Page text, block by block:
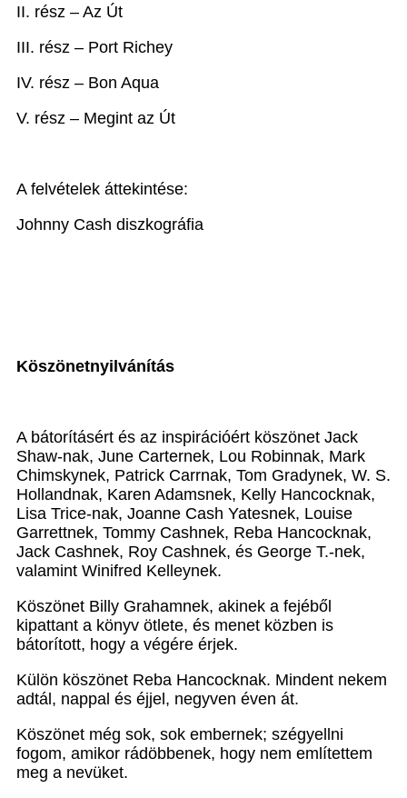
II. rész – Az Út
III. rész – Port Richey
IV. rész – Bon Aqua
V. rész – Megint az Út
A felvételek áttekintése:
Johnny Cash diszkográfia
Köszönetnyilvánítás
A bátorításért és az inspirációért köszönet Jack
Shaw-nak, June Carternek, Lou Robinnak, Mark
Chimskynek, Patrick Carrnak, Tom Gradynek, W. S.
Hollandnak, Karen Adamsnek, Kelly Hancocknak,
Lisa Trice-nak, Joanne Cash Yatesnek, Louise
Garrettnek, Tommy Cashnek, Reba Hancocknak,
Jack Cashnek, Roy Cashnek, és George T.-nek,
valamint Winifred Kelleynek.
Köszönet Billy Grahamnek, akinek a fejéből
kipattant a könyv ötlete, és menet közben is
bátorított, hogy a végére érjek.
Külön köszönet Reba Hancocknak. Mindent nekem
adtál, nappal és éjjel, negyven éven át.
Köszönet még sok, sok embernek; szégyellni
fogom, amikor rádöbbenek, hogy nem említettem
meg a nevüket.